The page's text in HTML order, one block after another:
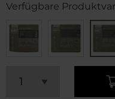
Verfügbare